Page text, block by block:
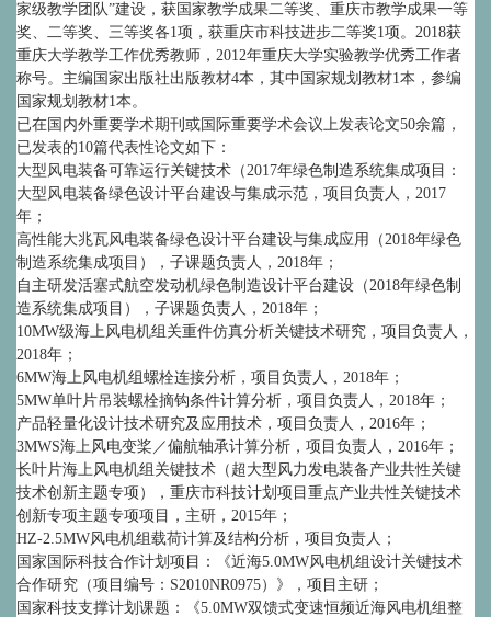
家级教学团队”建设，获国家教学成果二等奖、重庆市教学成果一等
奖、二等奖、三等奖各1项，获重庆市科技进步二等奖1项。2018获
重庆大学教学工作优秀教师，2012年重庆大学实验教学优秀工作者
称号。主编国家出版社出版教材4本，其中国家规划教材1本，参编
国家规划教材1本。
已在国内外重要学术期刊或国际重要学术会议上发表论文50余篇，
已发表的10篇代表性论文如下：
大型风电装备可靠运行关键技术（2017年绿色制造系统集成项目：
大型风电装备绿色设计平台建设与集成示范，项目负责人，2017
年；
高性能大兆瓦风电装备绿色设计平台建设与集成应用（2018年绿色
制造系统集成项目），子课题负责人，2018年；
自主研发活塞式航空发动机绿色制造设计平台建设（2018年绿色制
造系统集成项目），子课题负责人，2018年；
10MW级海上风电机组关重件仿真分析关键技术研究，项目负责人，
2018年；
6MW海上风电机组螺栓连接分析，项目负责人，2018年；
5MW单叶片吊装螺栓摘钩条件计算分析，项目负责人，2018年；
产品轻量化设计技术研究及应用技术，项目负责人，2016年；
3MWS海上风电变桨／偏航轴承计算分析，项目负责人，2016年；
长叶片海上风电机组关键技术（超大型风力发电装备产业共性关键
技术创新主题专项），重庆市科技计划项目重点产业共性关键技术
创新专项主题专项项目，主研，2015年；
HZ-2.5MW风电机组载荷计算及结构分析，项目负责人；
国家国际科技合作计划项目：《近海5.0MW风电机组设计关键技术
合作研究（项目编号：S2010NR0975）》，项目主研；
国家科技支撑计划课题：《5.0MW双馈式变速恒频近海风电机组整